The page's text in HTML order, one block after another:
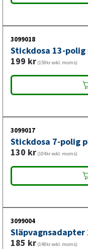
3099018
Stickdosa 13-
199 kr (159kr exkl. moms)
3099017
Stickdosa 7-polig
130 kr (104kr exkl. moms)
3099004
Släpvagnsadapter
185 kr (148kr exkl. moms)